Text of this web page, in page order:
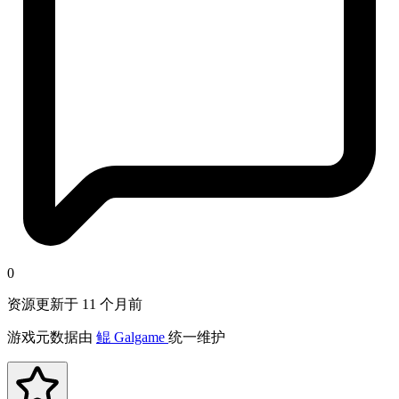
0
资源更新于 11 个月前
游戏元数据由 鲲 Galgame 统一维护